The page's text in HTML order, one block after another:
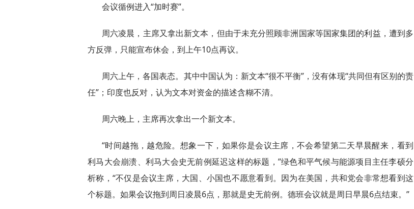
会议循例进入“加时赛”。
周六凌晨，主席又拿出新文本，但由于未充分照顾非洲国家等国家集团的利益，遭到多
方反弹，只能宣布休会，到上午10点再议。
周六上午，各国表态。其中中国认为：新文本“很不平衡”，没有体现“共同但有区别的责
任”；印度也反对，认为文本对资金的描述含糊不清。
周六晚上，主席再次拿出一个新文本。
“时间越拖，越危险。想象一下，如果你是会议主席，不会希望第二天早晨醒来，看到
利马大会崩溃、利马大会史无前例延迟这样的标题，”绿色和平气候与能源项目主任李硕分
析称，“不仅是会议主席，大国、小国也不愿意看到。因为在美国，共和党会非常想看到这
个标题。如果会议拖到周日凌晨6点，那就是史无前例。德班会议就是周日早晨6点结束。”